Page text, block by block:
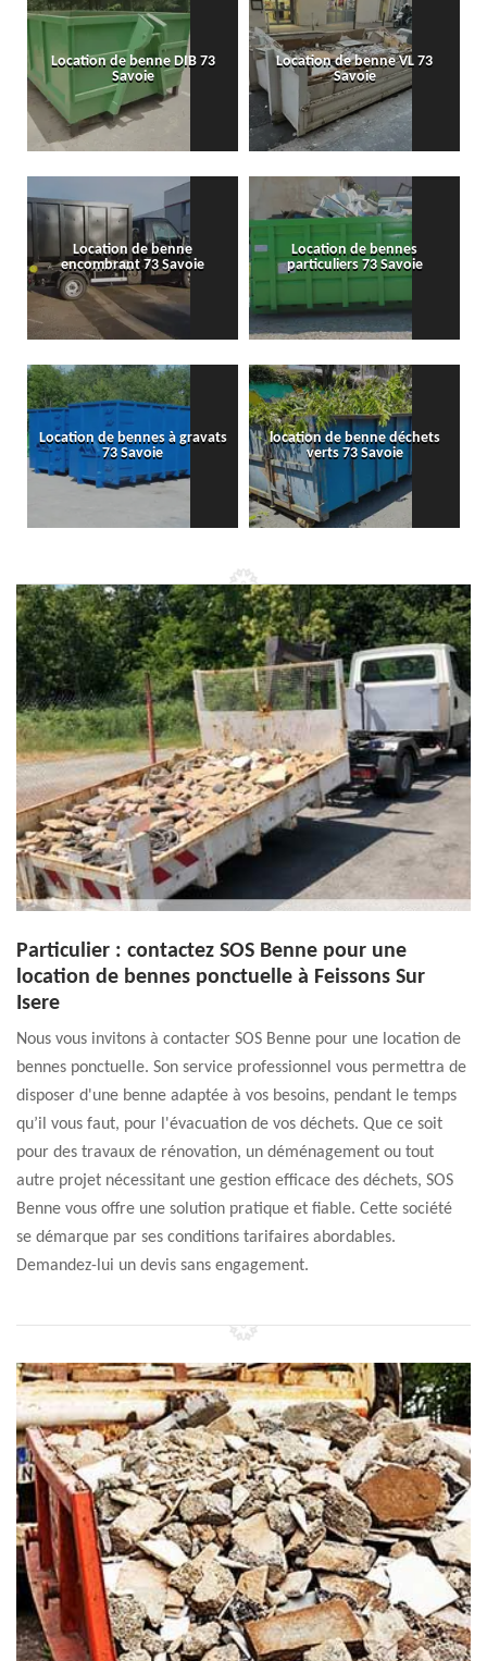
Location de benne DIB 73
Savoie
Location de benne VL 73
Savoie
Location de benne
encombrant 73 Savoie
Location de bennes
particuliers 73 Savoie
Location de bennes à gravats
73 Savoie
location de benne déchets
verts 73 Savoie
Particulier : contactez SOS Benne pour une
location de bennes ponctuelle à Feissons Sur
Isere
Nous vous invitons à contacter SOS Benne pour une location de
bennes ponctuelle. Son service professionnel vous permettra de
disposer d'une benne adaptée à vos besoins, pendant le temps
qu’il vous faut, pour l'évacuation de vos déchets. Que ce soit
pour des travaux de rénovation, un déménagement ou tout
autre projet nécessitant une gestion efficace des déchets, SOS
Benne vous offre une solution pratique et fiable. Cette société
se démarque par ses conditions tarifaires abordables.
Demandez-lui un devis sans engagement.